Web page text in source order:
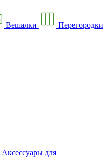
Вешалки Перегородки
Аксессуары для